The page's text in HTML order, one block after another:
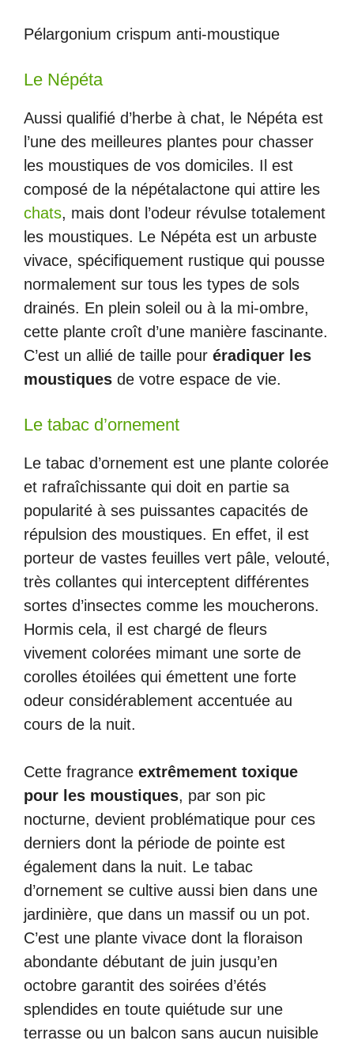
Pélargonium crispum anti-moustique
Le Népéta
Aussi qualifié d’herbe à chat, le Népéta est
l’une des meilleures plantes pour chasser
les moustiques de vos domiciles. Il est
composé de la népétalactone qui attire les
chats, mais dont l’odeur révulse totalement
les moustiques. Le Népéta est un arbuste
vivace, spécifiquement rustique qui pousse
normalement sur tous les types de sols
drainés. En plein soleil ou à la mi-ombre,
cette plante croît d’une manière fascinante.
C’est un allié de taille pour éradiquer les
moustiques de votre espace de vie.
Le tabac d’ornement
Le tabac d’ornement est une plante colorée
et rafraîchissante qui doit en partie sa
popularité à ses puissantes capacités de
répulsion des moustiques. En effet, il est
porteur de vastes feuilles vert pâle, velouté,
très collantes qui interceptent différentes
sortes d’insectes comme les moucherons.
Hormis cela, il est chargé de fleurs
vivement colorées mimant une sorte de
corolles étoilées qui émettent une forte
odeur considérablement accentuée au
cours de la nuit.
Cette fragrance extrêmement toxique
pour les moustiques, par son pic
nocturne, devient problématique pour ces
derniers dont la période de pointe est
également dans la nuit. Le tabac
d’ornement se cultive aussi bien dans une
jardinière, que dans un massif ou un pot.
C’est une plante vivace dont la floraison
abondante débutant de juin jusqu’en
octobre garantit des soirées d’étés
splendides en toute quiétude sur une
terrasse ou un balcon sans aucun nuisible